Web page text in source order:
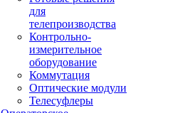
для
телепроизводства
Контрольно-
измерительное
оборудование
Коммутация
Оптические модули
Телесуфлеры